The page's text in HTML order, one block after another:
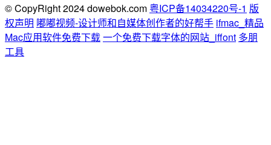
© CopyRight 2024 dowebok.com 粤ICP备14034220号-1 版
权声明 嘟嘟视频-设计师和自媒体创作者的好帮手 ifmac_精品
Mac应用软件免费下载一个免费下载字体的网站_iffont 多朋
工具